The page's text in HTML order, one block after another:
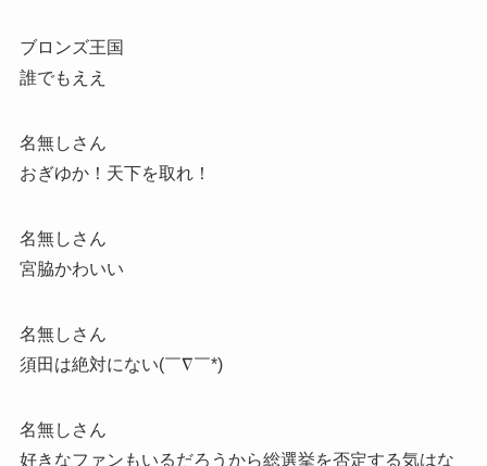
ブロンズ王国
誰でもええ
名無しさん
おぎゆか！天下を取れ！
名無しさん
宮脇かわいい
名無しさん
須田は絶対にない(￣∇￣*)ゞ
名無しさん
好きなファンもいるだろうから総選挙を否定する気はな